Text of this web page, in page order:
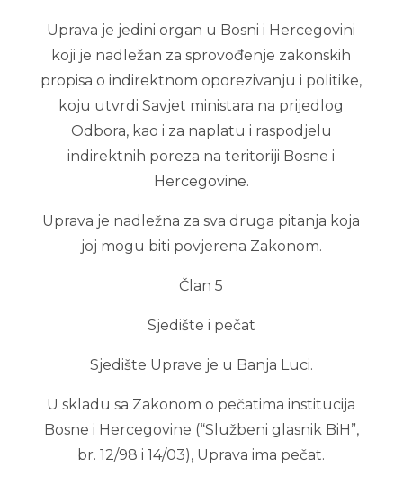
Uprava je jedini organ u Bosni i Hercegovini
koji je nadležan za sprovođenje zakonskih
propisa o indirektnom oporezivanju i politike,
koju utvrdi Savjet ministara na prijedlog
Odbora, kao i za naplatu i raspodjelu
indirektnih poreza na teritoriji Bosne i
Hercegovine.
Uprava je nadležna za sva druga pitanja koja
joj mogu biti povjerena Zakonom.
Član 5
Sjedište i pečat
Sjedište Uprave je u Banja Luci.
U skladu sa Zakonom o pečatima institucija
Bosne i Hercegovine (“Službeni glasnik BiH”,
br. 12/98 i 14/03), Uprava ima pečat.